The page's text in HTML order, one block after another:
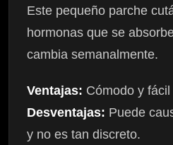
Este pequeño parche
hormonas que se
cambia semanalmente.
Ventajas: Cómodo y fácil
Desventajas: Puede
y no es tan discreto.